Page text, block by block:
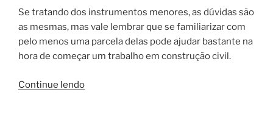
Se tratando dos instrumentos menores, as dúvidas são
as mesmas, mas vale lembrar que se familiarizar com
pelo menos uma parcela delas pode ajudar bastante na
hora de começar um trabalho em construção civil.
Continue lendo“Você